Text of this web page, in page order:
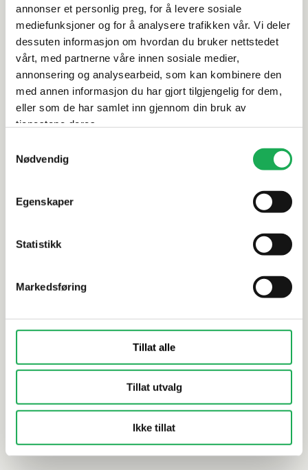
annonser et personlig preg, for å levere sosiale
mediefunksjoner og for å analysere trafikken vår. Vi deler
dessuten informasjon om hvordan du bruker nettstedet
vårt, med partnerne våre innen sosiale medier,
annonsering og analysearbeid, som kan kombinere den
med annen informasjon du har gjort tilgjengelig for dem,
eller som de har samlet inn gjennom din bruk av
tjenestene deres.
Nødvendig
Egenskaper
Statistikk
Markedsføring
Tillat alle
Tillat utvalg
Ikke tillat
Spesifikasjoner
Rengjøring og vedlikehold
Leveringsinformasjon
Alternative produkter
MEDIO+ Spileplate 30x240 m/6 spiler,
MEDIO+